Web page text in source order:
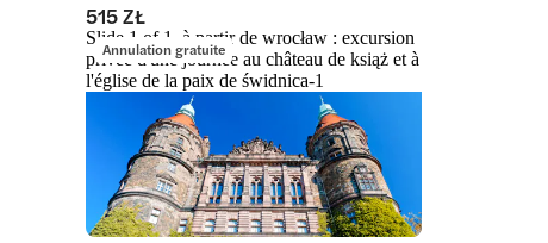
515 ZŁ
Annulation gratuite
Slide 1 of 1, à partir de wrocław : excursion
privée d'une journée au château de książ et à
l'église de la paix de świdnica-1